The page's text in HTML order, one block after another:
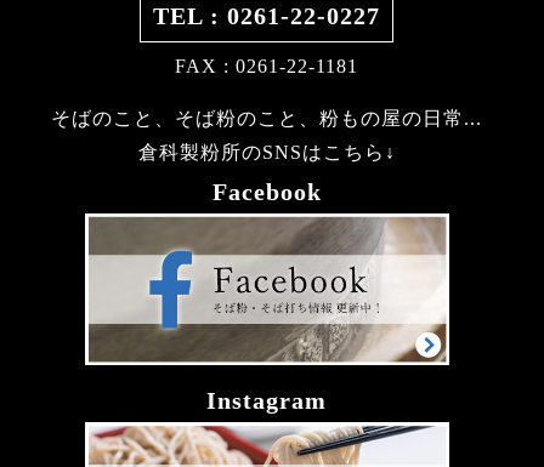
TEL : 0261-22-0227
FAX : 0261-22-1181
そばのこと、そば粉のこと、粉もの屋の日常...
倉科製粉所のSNSはこちら↓
Facebook
Instagram